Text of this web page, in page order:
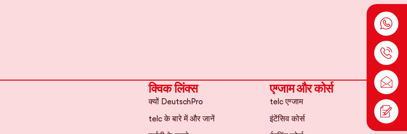
क्विक लिंक्स
क्यों DeutschPro
telc के बारे में और जानें
एग्जाम और कोर्स
telc एग्जाम
इंटेंसिव कोर्स